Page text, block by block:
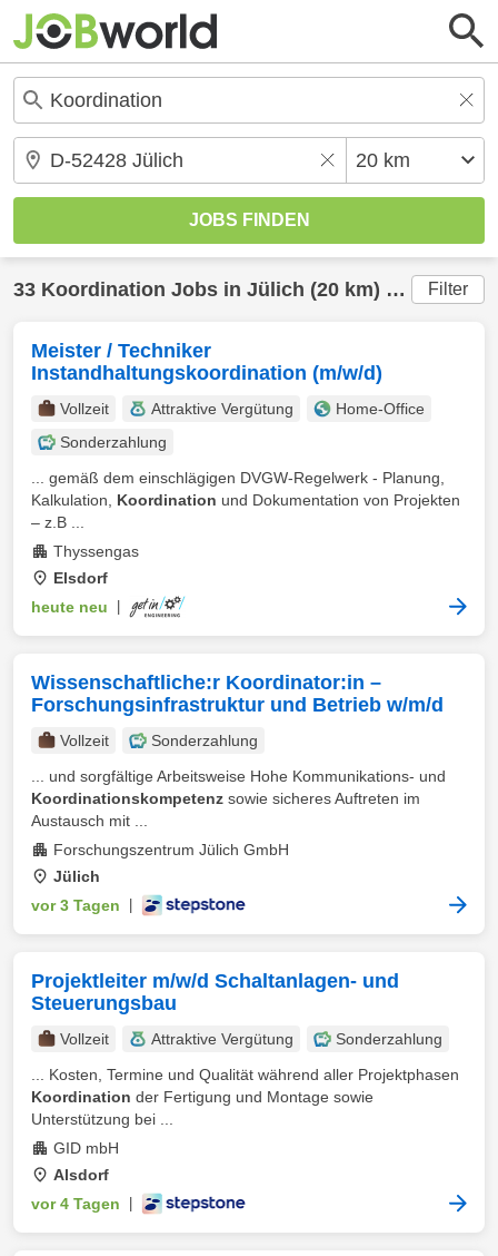
33 Koordination Jobs in Jülich (20 km) gefunden Filter
Meister / Techniker
Instandhaltungskoordination (m/w/d)
Vollzeit Attraktive Vergütung
Home-Office
Sonderzahlung
... gemäß dem einschlägigen DVGW-Regelwerk - Planung,
Kalkulation, Koordination und Dokumentation von Projekten
– z.B ...
Thyssengas
Elsdorf
heute neu
Wissenschaftliche:r Koordinator:in –
Forschungsinfrastruktur und Betrieb w/m/d
Vollzeit
Sonderzahlung
... und sorgfältige Arbeitsweise Hohe Kommunikations- und
Koordinationskompetenz sowie sicheres Auftreten im
Austausch mit ...
Forschungszentrum Jülich GmbH
Jülich
vor 3 Tagen
Projektleiter m/w/d Schaltanlagen- und
Steuerungsbau
Vollzeit Attraktive Vergütung
Sonderzahlung
... Kosten, Termine und Qualität während aller Projektphasen
Koordination der Fertigung und Montage sowie
Unterstützung bei ...
GID mbH
Alsdorf
vor 4 Tagen